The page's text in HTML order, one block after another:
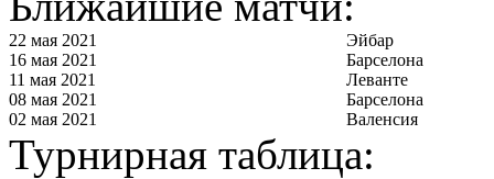
22 мая 2021
Эйбар
16 мая 2021
Барселона
11 мая 2021
Леванте
08 мая 2021
Барселона
02 мая 2021
Валенсия
Турнирная таблица: